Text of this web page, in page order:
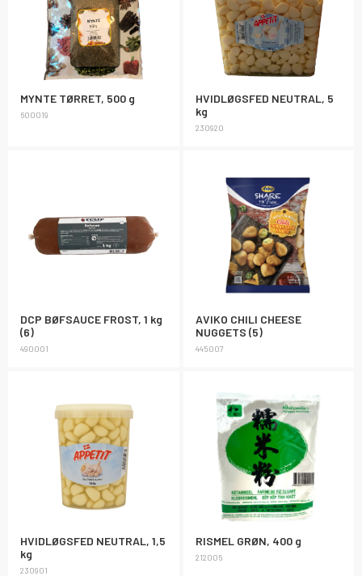
MYNTE TØRRET, 500 g
600019
HVIDLØGSFED NEUTRAL, 5
kg
230920
DCP BØFSAUCE FROST, 1 kg
(6)
490001
AVIKO CHILI CHEESE
NUGGETS (5)
445007
HVIDLØGSFED NEUTRAL, 1,5
kg
230901
RISMEL GRØN, 400 g
212005